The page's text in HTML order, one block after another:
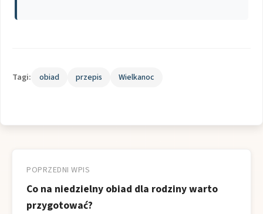
Tagi: obiad przepis Wielkanoc
wpisu
POPRZEDNI WPIS
Co na niedzielny obiad dla rodziny warto
przygotować?